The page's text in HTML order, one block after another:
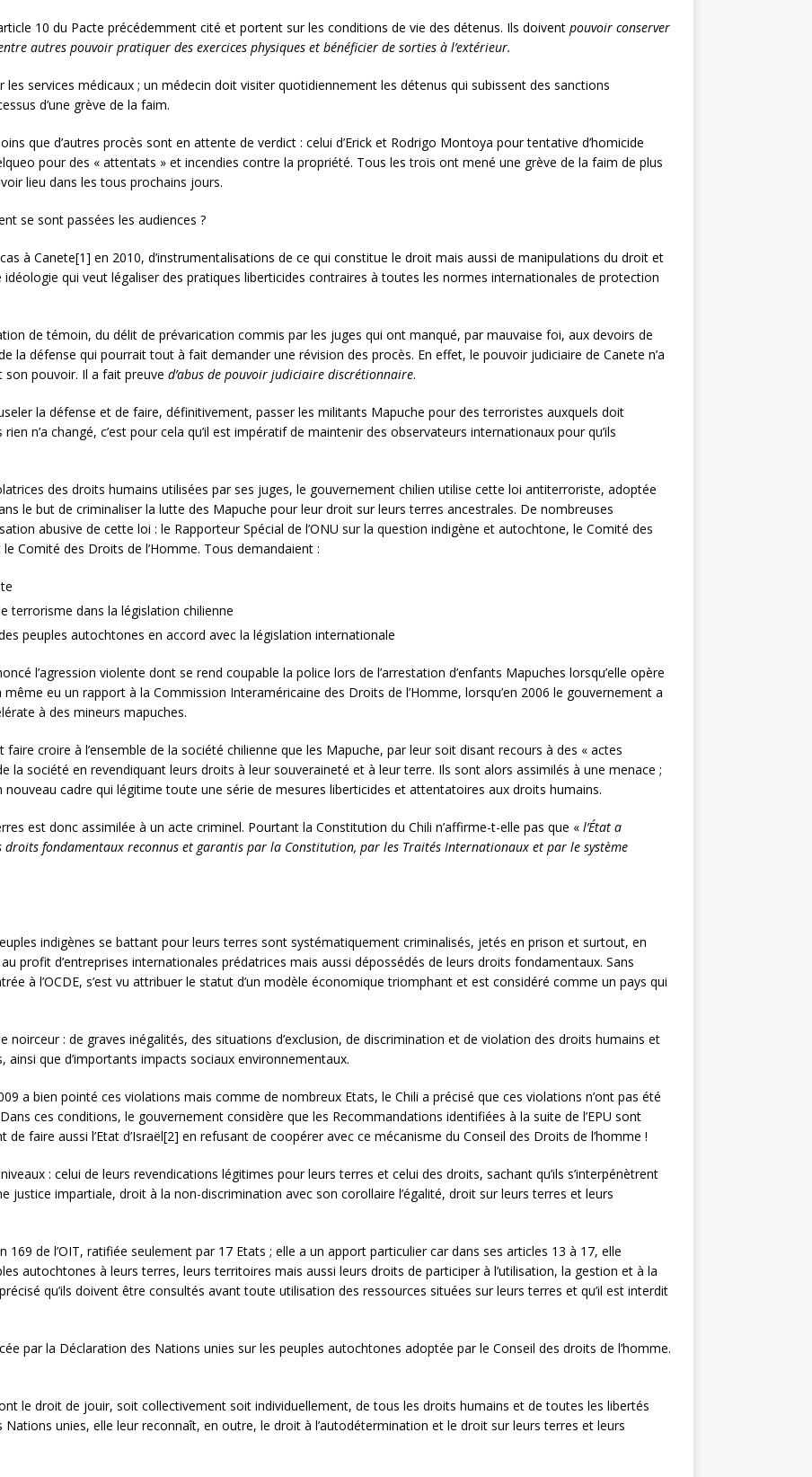
10 du Pacte précédemment cité et portent sur les conditions de vie des détenus. Ils doivent pouvoir conserver
autres pouvoir pratiquer des exercices physiques et bénéficier de sorties à l’extérieur.
services médicaux ; un médecin doit visiter quotidiennement les détenus qui subissent des sanctions
d’une grève de la faim.
que d’autres procès sont en attente de verdict : celui d’Erick et Rodrigo Montoya pour tentative d’homicide
pour des « attentats » et incendies contre la propriété. Tous les trois ont mené une grève de la faim de plus
lieu dans les tous prochains jours.
se sont passées les audiences ?
à Canete[1] en 2010, d’instrumentalisations de ce qui constitue le droit mais aussi de manipulations du droit et
qui veut légaliser des pratiques liberticides contraires à toutes les normes internationales de protection
de témoin, du délit de prévarication commis par les juges qui ont manqué, par mauvaise foi, aux devoirs de
la défense qui pourrait tout à fait demander une révision des procès. En effet, le pouvoir judiciaire de Canete n’a
pouvoir. Il a fait preuve d’abus de pouvoir judiciaire discrétionnaire.
la défense et de faire, définitivement, passer les militants Mapuche pour des terroristes auxquels doit
n’a changé, c’est pour cela qu’il est impératif de maintenir des observateurs internationaux pour qu’ils
des droits humains utilisées par ses juges, le gouvernement chilien utilise cette loi antiterroriste, adoptée
le but de criminaliser la lutte des Mapuche pour leur droit sur leurs terres ancestrales. De nombreuses
abusive de cette loi : le Rapporteur Spécial de l’ONU sur la question indigène et autochtone, le Comité des
Comité des Droits de l’Homme. Tous demandaient :
terrorisme dans la législation chilienne
peuples autochtones en accord avec la législation internationale
l’agression violente dont se rend coupable la police lors de l’arrestation d’enfants Mapuches lorsqu’elle opère
eu un rapport à la Commission Interaméricaine des Droits de l’Homme, lorsqu’en 2006 le gouvernement a
à des mineurs mapuches.
faire croire à l’ensemble de la société chilienne que les Mapuche, par leur soit disant recours à des « actes
la société en revendiquant leurs droits à leur souveraineté et à leur terre. Ils sont alors assimilés à une menace ;
cadre qui légitime toute une série de mesures liberticides et attentatoires aux droits humains.
est donc assimilée à un acte criminel. Pourtant la Constitution du Chili n’affirme-t-elle pas que « l’État a
droits fondamentaux reconnus et garantis par la Constitution, par les Traités Internationaux et par le système
indigènes se battant pour leurs terres sont systématiquement criminalisés, jetés en prison et surtout, en
profit d’entreprises internationales prédatrices mais aussi dépossédés de leurs droits fondamentaux. Sans
à l’OCDE, s’est vu attribuer le statut d’un modèle économique triomphant et est considéré comme un pays qui
noirceur : de graves inégalités, des situations d’exclusion, de discrimination et de violation des droits humains et
que d’importants impacts sociaux environnementaux.
a bien pointé ces violations mais comme de nombreux Etats, le Chili a précisé que ces violations n’ont pas été
ces conditions, le gouvernement considère que les Recommandations identifiées à la suite de l’EPU sont
faire aussi l’Etat d’Israël[2] en refusant de coopérer avec ce mécanisme du Conseil des Droits de l’homme !
: celui de leurs revendications légitimes pour leurs terres et celui des droits, sachant qu’ils s’interpénètrent
justice impartiale, droit à la non-discrimination avec son corollaire l’égalité, droit sur leurs terres et leurs
de l’OIT, ratifiée seulement par 17 Etats ; elle a un apport particulier car dans ses articles 13 à 17, elle
autochtones à leurs terres, leurs territoires mais aussi leurs droits de participer à l’utilisation, la gestion et à la
qu’ils doivent être consultés avant toute utilisation des ressources situées sur leurs terres et qu’il est interdit
par la Déclaration des Nations unies sur les peuples autochtones adoptée par le Conseil des droits de l’homme.
le droit de jouir, soit collectivement soit individuellement, de tous les droits humains et de toutes les libertés
unies, elle leur reconnaît, en outre, le droit à l’autodétermination et le droit sur leurs terres et leurs